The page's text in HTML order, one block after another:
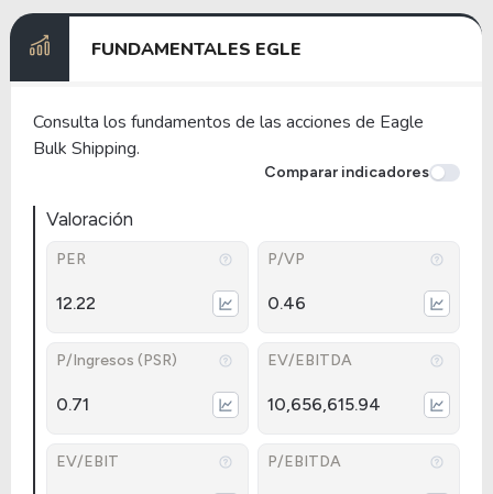
FUNDAMENTALES EGLE
Consulta los fundamentos de las acciones de Eagle
Bulk Shipping.
Comparar indicadores
Valoración
PER
12.22
P/VP
0.46
P/Ingresos (PSR)
0.71
EV/EBITDA
10,656,615.94
EV/EBIT P/EBITDA